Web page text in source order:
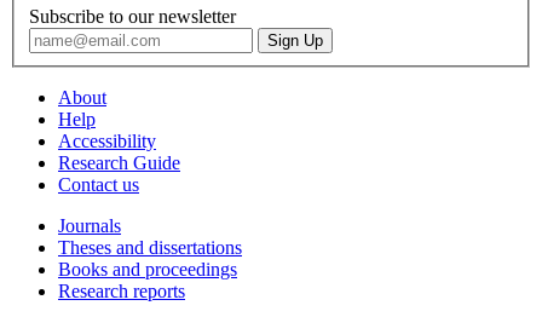
Subscribe to our newsletter
About
Help
Accessibility
Research Guide
Contact us
Journals
Theses and dissertations
Books and proceedings
Research reports